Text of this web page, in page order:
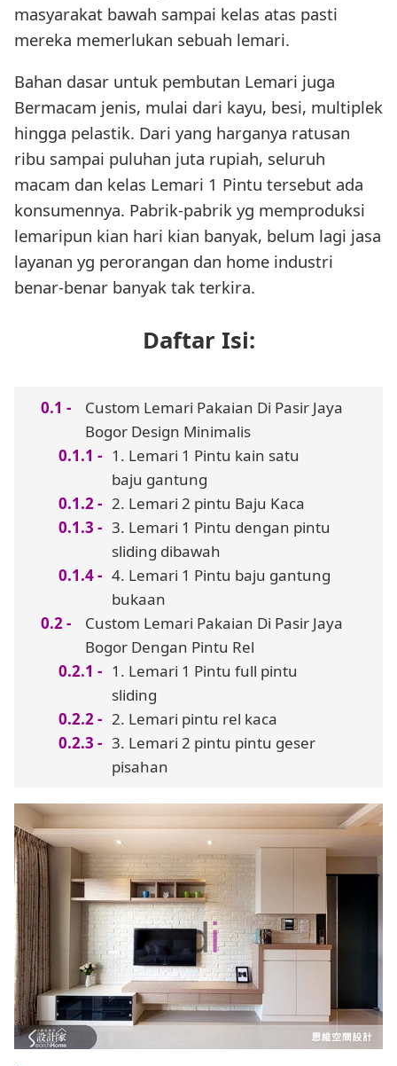
masyarakat bawah sampai kelas atas pasti
mereka memerlukan sebuah lemari.
Bahan dasar untuk pembutan Lemari juga
Bermacam jenis, mulai dari kayu, besi, multiplek
hingga pelastik. Dari yang harganya ratusan
ribu sampai puluhan juta rupiah, seluruh
macam dan kelas Lemari 1 Pintu tersebut ada
konsumennya. Pabrik-pabrik yg memproduksi
lemaripun kian hari kian banyak, belum lagi jasa
layanan yg perorangan dan home industri
benar-benar banyak tak terkira.
Daftar Isi:
Custom Lemari Pakaian Di Pasir Jaya
Bogor Design Minimalis
1. Lemari 1 Pintu kain satu
baju gantung
2. Lemari 2 pintu Baju Kaca
3. Lemari 1 Pintu dengan pintu
sliding dibawah
4. Lemari 1 Pintu baju gantung
bukaan
Custom Lemari Pakaian Di Pasir Jaya
Bogor Dengan Pintu Rel
1. Lemari 1 Pintu full pintu
sliding
2. Lemari pintu rel kaca
3. Lemari 2 pintu pintu geser
pisahan